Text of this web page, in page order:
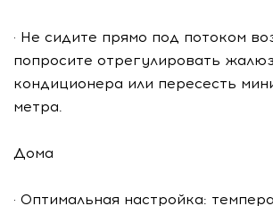
· Не сидите прямо под потоком
попросите отрегулировать
кондиционера или пересесть
метра.
Дома
· Оптимальная настройка: